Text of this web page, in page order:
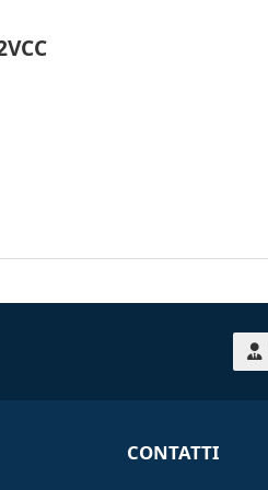
CONTATTI